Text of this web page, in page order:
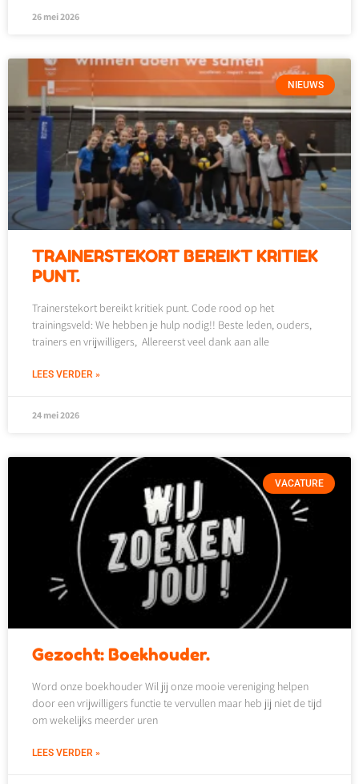
26 mei 2026
NIEUWS
TRAINERSTEKORT BEREIKT KRITIEK
PUNT.
Trainerstekort bereikt kritiek punt. Code rood op het
trainingsveld: We hebben je hulp nodig!! Beste leden, ouders,
trainers en vrijwilligers, Allereerst veel dank aan alle
LEES VERDER »
24 mei 2026
VACATURE
Gezocht: Boekhouder.
Word onze boekhouder Wil jij onze mooie vereniging helpen
door een vrijwilligers functie te vervullen maar heb jij niet de tijd
om wekelijks meerder uren
LEES VERDER »